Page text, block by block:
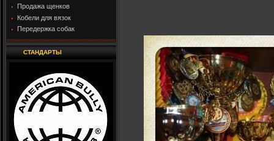
Продажа щенков
Кобели для вязок
Передержка собак
СТАНДАРТЫ